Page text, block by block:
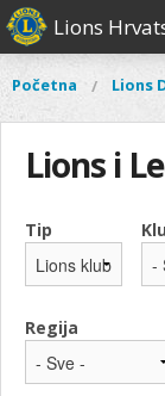
Skoči
na
sadržaj
Lions
O nama
Naši projekti
Aktivnosti
Glavni
O
nama
Distrikt
Naši
projekti
Aktivnosti
Vi
ste
ovdje
Početna Lions
Lions i
Tip
Regija